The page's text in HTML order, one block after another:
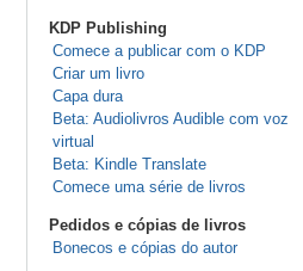
KDP Publishing
Comece a publicar com o KDP
Criar um livro
Capa dura
Beta: Audiolivros Audible com voz
virtual
Beta: Kindle Translate
Comece uma série de livros
Pedidos e cópias de livros
Bonecos e cópias do autor